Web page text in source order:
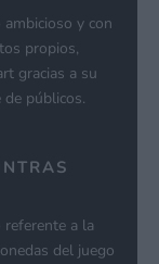
y con
propios,
gracias a su
de públicos.
referente a la
del juego